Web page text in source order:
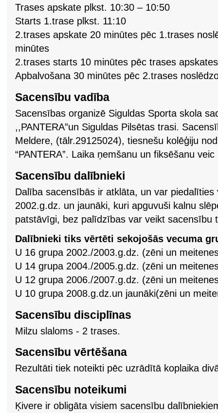
Trases apskate plkst. 10:30 – 10:50
Starts 1.trase plkst. 11:10
2.trases apskate 20 minūtes pēc 1.trases
minūtes
2.trases starts 10 minūtes pēc trases apskates
Apbalvošana 30 minūtes pēc 2.trases
Sacensību vadība
Sacensības organizē Siguldas Sporta skola
,,PANTERA”un Siguldas Pilsētas trasi.
Meldere, (tālr.29125024), tiesnešu kolēģiju
“PANTERA”. Laika ņemšanu un fiksēšanu veic
Sacensību dalībnieki
Dalība sacensībās ir atklāta, un var
2002.g.dz. un jaunāki, kuri apguvuši kalnu
patstāvīgi, bez palīdzības var veikt sacensību
Dalībnieki tiks vērtēti sekojošās vecuma
U 16 grupa 2002./2003.g.dz. (zēni un
U 14 grupa 2004./2005.g.dz. (zēni un
U 12 grupa 2006./2007.g.dz. (zēni un
U 10 grupa 2008.g.dz.un jaunāki(zēni un
Sacensību disciplīnas
Milzu slaloms - 2 trases.
Sacensību vērtēšana
Rezultāti tiek noteikti pēc uzrādītā koplaika
Sacensību noteikumi
Ķivere ir obligāta visiem sacensību